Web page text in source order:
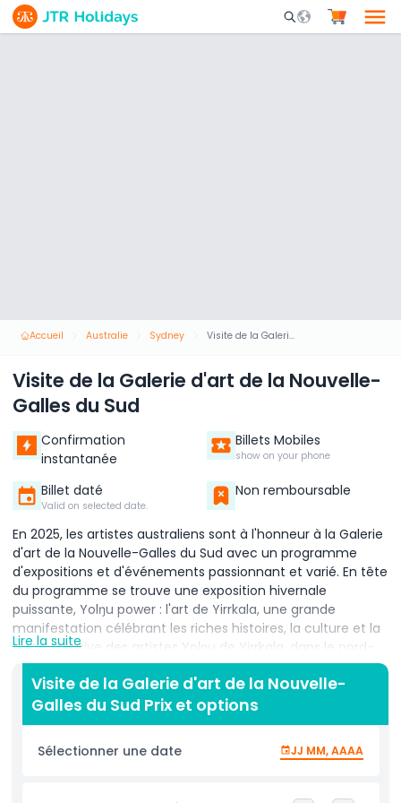
Mobile Search
Accueil Australie Sydney Visite de la Galerie d'art de la Nouvelle-Galles du Sud
Visite de la Galerie d'art de la Nouvelle-
Galles du Sud
Confirmation
instantanée
Billets Mobiles
show on your phone
Billet daté
Valid on selected date.
Non remboursable
En 2025, les artistes australiens sont à l'honneur à la Galerie
d'art de la Nouvelle-Galles du Sud avec un programme
d'expositions et d'événements passionnant et varié. En tête
du programme se trouve une exposition hivernale
puissante, Yolŋu power : l'art de Yirrkala, une grande
manifestation célébrant les riches histoires, la culture et la
force créative des artistes Yolŋu de Yirrkala, dans le nord-
est d'Arnhem Land. Cette exposition historique réunit des
générations d'artistes des Premières Nations dont le travail
a influencé les scènes artistiques australienne et
internationale. De retour également en 2025, l'exposition
très appréciée des prix Archibald, Wynne & Sulman — les
prix d'art les plus célèbres et les plus attendus d'Australie —
annuel met en lumière le meilleur du portrait, du paysage
Lire la suite
Visite de la Galerie d'art de la Nouvelle-
Galles du Sud Prix et options
Sélectionner une date JJ MM, AAAA